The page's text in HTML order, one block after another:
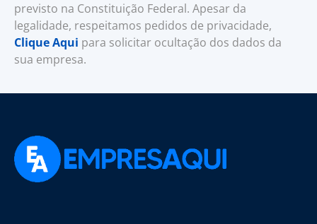
previsto na Constituição Federal. Apesar da
legalidade, respeitamos pedidos de privacidade,
Clique Aqui para solicitar ocultação dos dados da
sua empresa.